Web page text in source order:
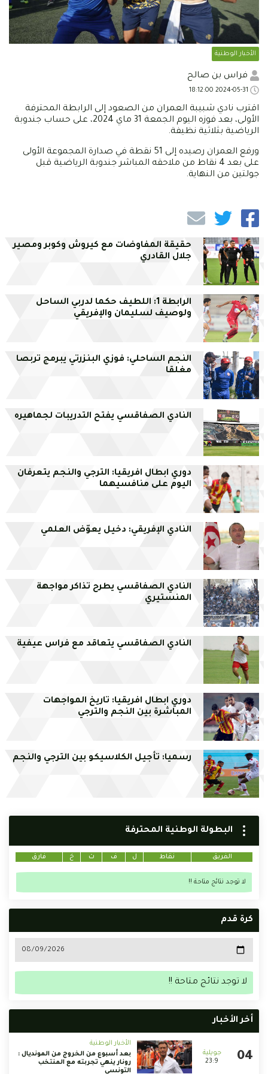
الأخبار الوطنية
فراس بن صالح
اقترب نادي شبيبة العمران من الصعود إلى الرابطة المحترفة
الأولى، بعد فوزه اليوم الجمعة 31 ماي 2024، على حساب جندوبة
الرياضية بثلاثية نظيفة.
ورفع العمران رصيده إلى 51 نقطة في صدارة المجموعة الأولى
على بعد 4 نقاط من ملاحقه المباشر جندوبة الرياضية قبل
جولتين من النهاية.
حقيقة المفاوضات مع كيروش وكوبر ومصير
جلال القادري
الرابطة 1: اللطيف حكما لدربي الساحل
ولوصيف لسليمان والإفريقي
النجم الساحلي: فوزي البنزرتي يبرمج تربصا
مغلقا
النادي الصفاقسي يفتح التدريبات لجماهيره
دوري ابطال افريقيا: الترجي والنجم يتعرفان
اليوم على منافسيهما
النادي الإفريقي: دخيل يعوّض العلمي
النادي الصفاقسي يطرح تذاكر مواجهة
المنستيري
النادي الصفاقسي يتعاقد مع فراس عيفية
دوري ابطال افريقيا: تاريخ المواجهات
المباشرة بين النجم والترجي
رسميا: تأجيل الكلاسيكو بين الترجي والنجم
البطولة الوطنية المحترفة
الفريق نقاط ل ف ت خ فارق
لا توجد نتائج متاحة !!
كرة قدم
لا توجد نتائج متاحة !!
أخر الأخبار
23:9
الأخبار الوطنية
بعد أسبوع من الخروج من المونديال :
رونار ينهي تجربته مع المنتخب
التونسي